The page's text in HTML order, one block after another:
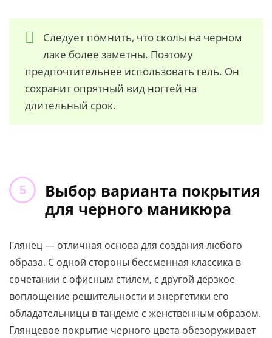
Следует помнить, что сколы на черном
лаке более заметны. Поэтому
предпочтительнее использовать гель. Он
сохранит опрятный вид ногтей на
длительный срок.
Выбор варианта покрытия
для черного маникюра
Глянец — отличная основа для создания любого
образа. С одной стороны бессменная классика в
сочетании с офисным стилем, с другой дерзкое
воплощение решительности и энергетики его
обладательницы в тандеме с женственным образом.
Глянцевое покрытие черного цвета обезоруживает